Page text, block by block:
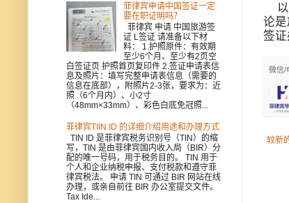
以
论
签证
微信/
较新
菲律宾申请中国签证一定
要在职证明吗？
菲律宾 申请 中国旅游签
证 L签证 请准备以下材
料： 1.护照原件：有效期
至少6个月、至少有2页空
白签证页 护照首页复印件 2.签证申请表信
息及照片：填写完整申请表信息（需要的
信息在底部），附照片2-3张，要求为：近
照（6个月内）、小2寸
（48mm×33mm）、彩色白底免冠照...
菲律宾TIIN ID 的详细介绍用途和办理方式
TIN ID 是菲律宾税务识别号（TIN）的缩
写，TIN 是由菲律宾国内收入局（BIR）分
配的唯一号码，用于税务目的。 TIN 用于
个人和企业纳税申报、支付税款和遵守菲
律宾税法。 申请 TIN 可通过 BIR 网站在线
办理，或亲自前往 BIR 办公室提交文件。
Tax Ide...